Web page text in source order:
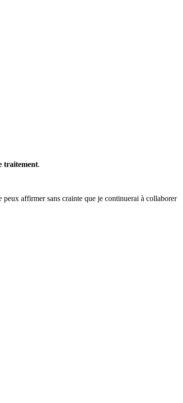
traitement.
affirmer sans crainte que je continuerai à collaborer